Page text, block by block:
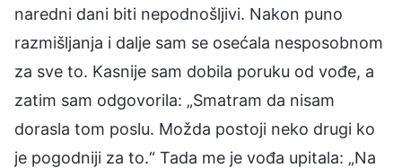
naredni dani biti nepodnošljivi. Nakon puno
razmišljanja i dalje sam se osećala nesposobnom
za sve to. Kasnije sam dobila poruku od vođe, a
zatim sam odgovorila: „Smatram da nisam
dorasla tom poslu. Možda postoji neko drugi ko
je pogodniji za to.“ Tada me je vođa upitala: „Na